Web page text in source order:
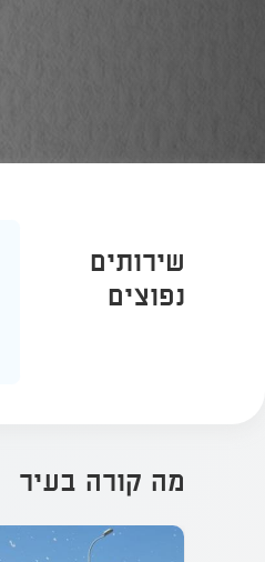
שירותים
נפוצים
מה קורה בעיר